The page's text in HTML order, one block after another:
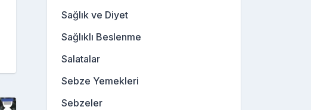
Sağlık ve Diyet
Sağlıklı Beslenme
Salatalar
Sebze Yemekleri
Sebzeler